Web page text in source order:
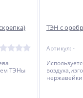
ТЭНы
ТЭН с
Артикул: -